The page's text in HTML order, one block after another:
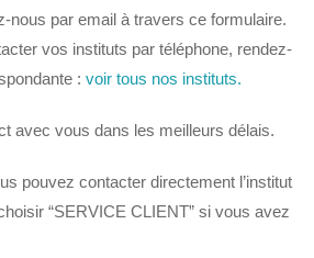
nous par email à travers ce formulaire.
vos instituts par téléphone, rendez-
: voir tous nos instituts.
avec vous dans les meilleurs délais.
pouvez contacter directement l’institut
“SERVICE CLIENT” si vous avez